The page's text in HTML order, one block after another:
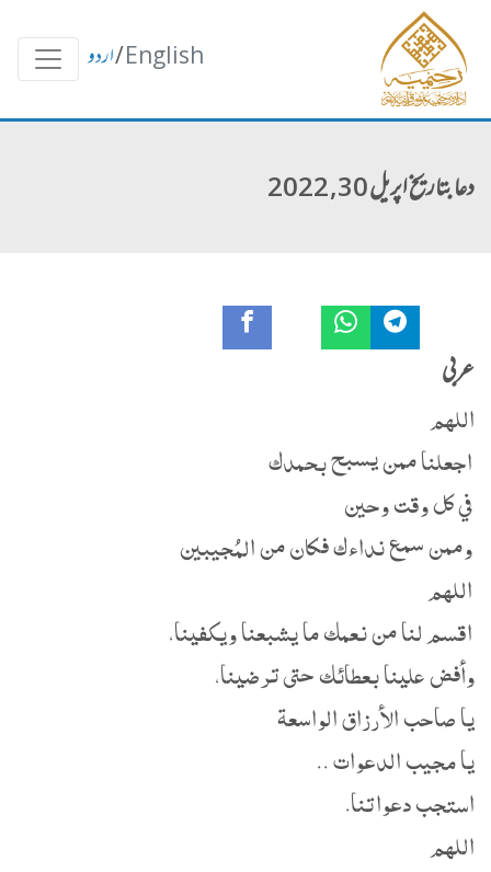
English
/اردو
دعا بتاریخ اپریل 30, 2022
عربی
اللهم
اجعلنا ممن يسبح بحمدك
في كل وقت وحين
وممن سمع نداءك فكان من المُجيبين
اللهم
اقسم لنا من نعمك ما يشبعنا ويكفينا،
وأفض علينا بعطائك حتى ترضينا،
يا صاحب الأرزاق الواسعة
يا مجيب الدعوات ..
استجب دعواتنا.
اللهم